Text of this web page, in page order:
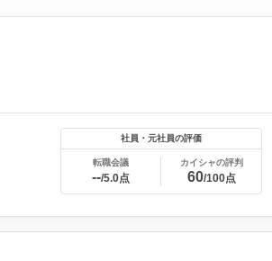
社員・元社員の評価
転職会議
--/5.0点
カイシャの評判
60/100点